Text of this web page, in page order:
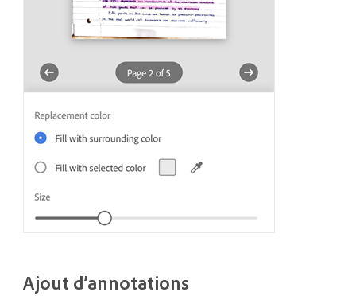
Ajout d’annotations